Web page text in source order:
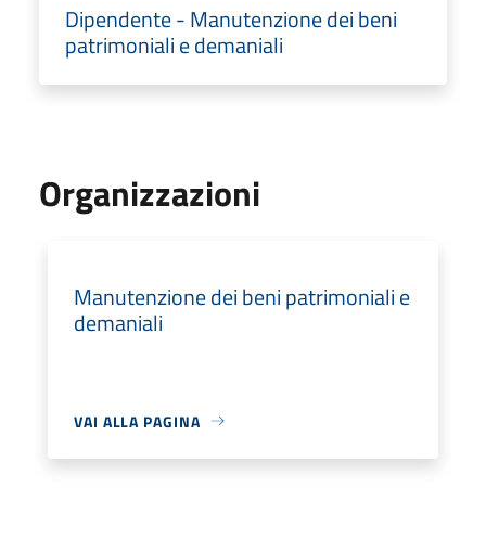
Dipendente - Manutenzione dei beni
patrimoniali e demaniali
Organizzazioni
Manutenzione dei beni patrimoniali e
demaniali
VAI ALLA PAGINA